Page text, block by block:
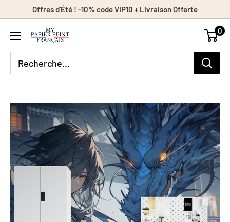
contenu
Offres d'Été ! -10% code VIP10 + Livraison Offerte
0